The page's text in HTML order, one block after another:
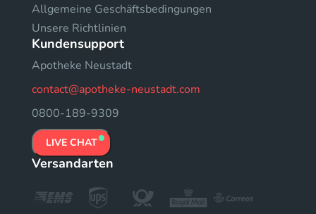
Allgemeine Geschäftsbedingungen
Unsere Richtlinien
Kundensupport
Apotheke Neustadt
contact@apotheke-neustadt.com
0800-189-9309
LIVE CHAT
Versandarten